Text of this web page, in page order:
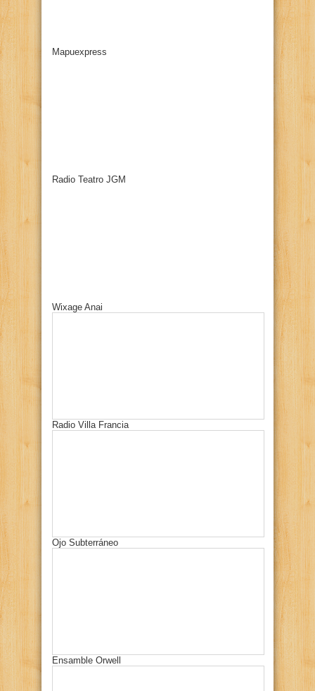
Mapuexpress
Radio Teatro JGM
Wixage Anai
Radio Villa Francia
Ojo Subterráneo
Ensamble Orwell